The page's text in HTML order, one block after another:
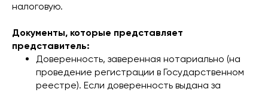
налоговую.
Документы, которые представляет
представитель:
Доверенность, заверенная нотариально (на
проведение регистрации в Государственном
реестре). Если доверенность выдана за